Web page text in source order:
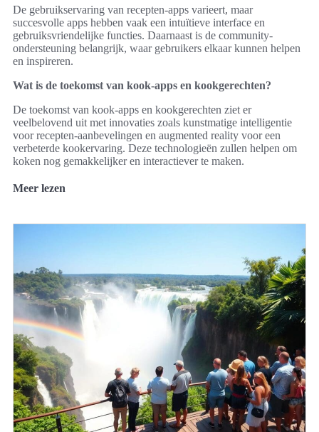
De gebruikservaring van recepten-apps varieert, maar
succesvolle apps hebben vaak een intuïtieve interface en
gebruiksvriendelijke functies. Daarnaast is de community-
ondersteuning belangrijk, waar gebruikers elkaar kunnen helpen
en inspireren.
Wat is de toekomst van kook-apps en kookgerechten?
De toekomst van kook-apps en kookgerechten ziet er
veelbelovend uit met innovaties zoals kunstmatige intelligentie
voor recepten-aanbevelingen en augmented reality voor een
verbeterde kookervaring. Deze technologieën zullen helpen om
koken nog gemakkelijker en interactiever te maken.
Meer lezen